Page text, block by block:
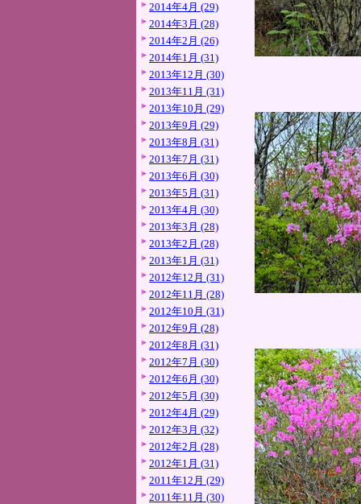
2014年4月 (29)
2014年3月 (28)
2014年2月 (26)
2014年1月 (31)
2013年12月 (30)
2013年11月 (31)
2013年10月 (29)
2013年9月 (29)
2013年8月 (31)
2013年7月 (31)
2013年6月 (30)
2013年5月 (31)
2013年4月 (30)
2013年3月 (28)
2013年2月 (28)
2013年1月 (31)
2012年12月 (31)
2012年11月 (28)
2012年10月 (31)
2012年9月 (28)
2012年8月 (31)
2012年7月 (30)
2012年6月 (30)
2012年5月 (30)
2012年4月 (29)
2012年3月 (32)
2012年2月 (28)
2012年1月 (31)
2011年12月 (29)
2011年11月 (30)